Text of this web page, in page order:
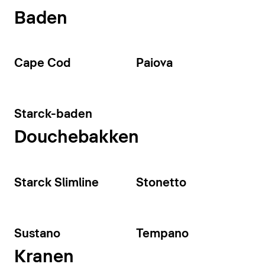
Baden
Cape Cod Paiova
Starck-baden
Douchebakken
Starck Slimline Stonetto
Sustano Tempano
Kranen